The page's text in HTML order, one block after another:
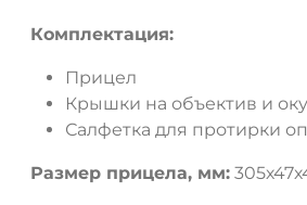
Комплектация:
Прицел
Крышки на объектив и
Салфетка для протирки
Размер прицела, мм: